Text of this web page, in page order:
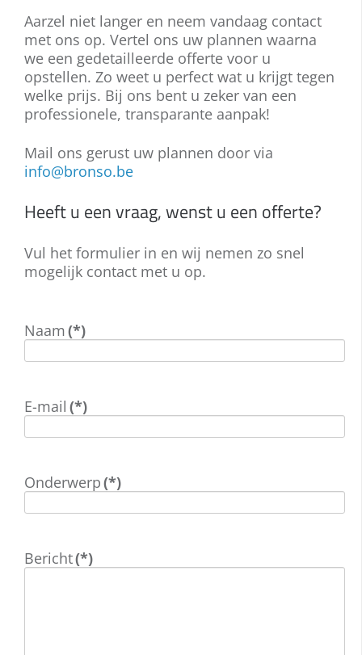
Aarzel niet langer en neem vandaag contact
met ons op. Vertel ons uw plannen waarna
we een gedetailleerde offerte voor u
opstellen. Zo weet u perfect wat u krijgt tegen
welke prijs. Bij ons bent u zeker van een
professionele, transparante aanpak!
Mail ons gerust uw plannen door via
info@bronso.be
Heeft u een vraag, wenst u een offerte?
Vul het formulier in en wij nemen zo snel
mogelijk contact met u op.
Naam(*)
E-mail (*)
Onderwerp(*)
Bericht(*)